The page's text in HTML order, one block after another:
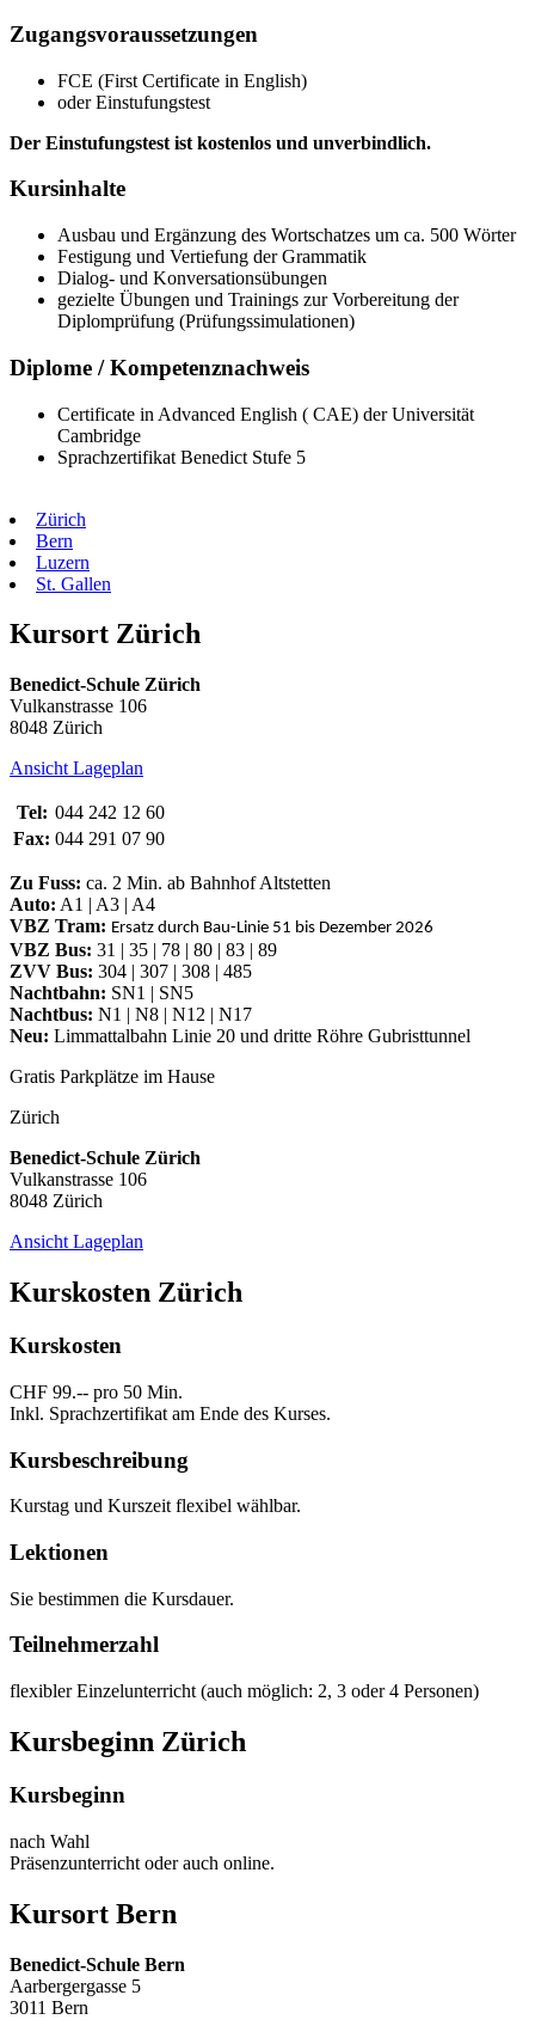
Zugangsvoraussetzungen
FCE (First Certificate in English)
oder Einstufungstest
Der Einstufungstest ist kostenlos und unverbindlich.
Kursinhalte
Ausbau und Ergänzung des Wortschatzes um ca. 500 Wörter
Festigung und Vertiefung der Grammatik
Dialog- und Konversationsübungen
gezielte Übungen und Trainings zur Vorbereitung der
Diplomprüfung (Prüfungssimulationen)
Diplome / Kompetenznachweis
Certificate in Advanced English ( CAE) der Universität
Cambridge
Sprachzertifikat Benedict Stufe 5
Zürich
Bern
Luzern
St. Gallen
Kursort Zürich
Benedict-Schule Zürich
Vulkanstrasse 106
8048 Zürich
Ansicht Lageplan
Tel: 044 242 12 60
Fax: 044 291 07 90
Zu Fuss: ca. 2 Min. ab Bahnhof Altstetten
Auto: A1 | A3 | A4
VBZ Tram: Ersatz durch Bau-Linie 51 bis Dezember 2026
VBZ Bus: 31 | 35 | 78 | 80 | 83 | 89
ZVV Bus: 304 | 307 | 308 | 485
Nachtbahn: SN1 | SN5
Nachtbus: N1 | N8 | N12 | N17
Neu: Limmattalbahn Linie 20 und dritte Röhre Gubristtunnel
Gratis Parkplätze im Hause
Zürich
Benedict-Schule Zürich
Vulkanstrasse 106
8048 Zürich
Ansicht Lageplan
Kurskosten Zürich
Kurskosten
CHF 99.-- pro 50 Min.
Inkl. Sprachzertifikat am Ende des Kurses.
Kursbeschreibung
Kurstag und Kurszeit flexibel wählbar.
Lektionen
Sie bestimmen die Kursdauer.
Teilnehmerzahl
flexibler Einzelunterricht (auch möglich: 2, 3 oder 4 Personen)
Kursbeginn Zürich
Kursbeginn
nach Wahl
Präsenzunterricht oder auch online.
Kursort Bern
Benedict-Schule Bern
Aarbergergasse 5
3011 Bern